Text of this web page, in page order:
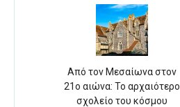
Από τον Μεσαίωνα στον
21ο αιώνα: Το αρχαιότερο
σχολείο του κόσμου